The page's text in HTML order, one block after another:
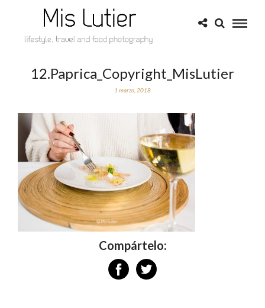
12.Paprica_Copyright_MisLutier
1 marzo, 2018
Compártelo: